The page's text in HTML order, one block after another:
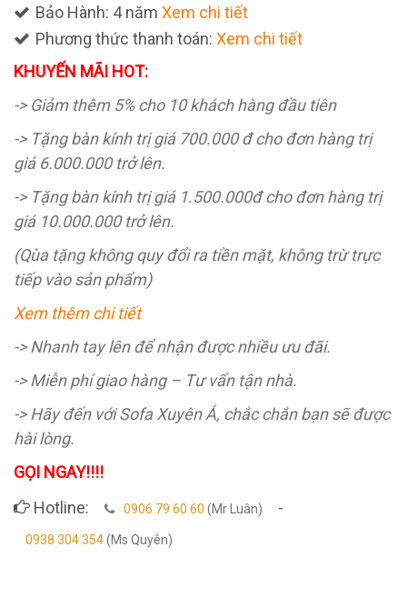
Bảo Hành: 4 năm Xem chi tiết
Phương thức thanh toán: Xem chi tiết
KHUYẾN MÃI HOT:
-> Giảm thêm 5% cho 10 khách hàng đầu tiên
-> Tặng bàn kính trị giá 700.000 đ cho đơn hàng trị
giá 6.000.000 trở lên.
-> Tặng bàn kính trị giá 1.500.000đ cho đơn hàng trị
giá 10.000.000 trở lên.
(Qùa tặng không quy đổi ra tiền mặt, không trừ trực
tiếp vào sản phẩm)
Xem thêm chi tiết
-> Nhanh tay lên để nhận được nhiều ưu đãi.
-> Miễn phí giao hàng – Tư vấn tận nhà.
-> Hãy đến với Sofa Xuyên Á, chắc chắn bạn sẽ được
hài lòng.
GỌI NGAY!!!!
Hotline:
0906 79 60 60 (Mr Luân) -
0938 304 354(Ms Quyên)